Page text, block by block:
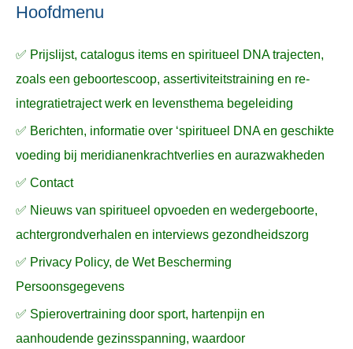
na
r
:
Hoofdmenu
✅ Prijslijst, catalogus items en spiritueel DNA trajecten,
zoals een geboortescoop, assertiviteitstraining en re-
integratietraject werk en levensthema begeleiding
✅ Berichten, informatie over ‘spiritueel DNA en geschikte
voeding bij meridianenkrachtverlies en aurazwakheden
✅ Contact
✅ Nieuws van spiritueel opvoeden en wedergeboorte,
achtergrondverhalen en interviews gezondheidszorg
✅ Privacy Policy, de Wet Bescherming
Persoonsgegevens
✅ Spierovertraining door sport, hartenpijn en
aanhoudende gezinsspanning, waardoor
n